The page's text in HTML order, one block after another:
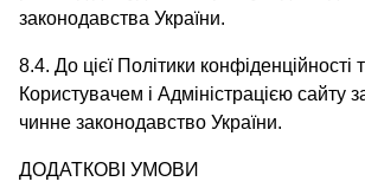
законодавства України.
8.4. До цієї Політики конфіденційності
Користувачем і Адміністрацією сайту
чинне законодавство України.
ДОДАТКОВІ УМОВИ